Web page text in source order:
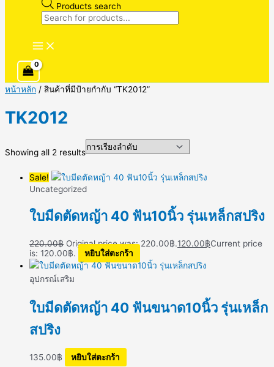
Products search
หน้าหลัก / สินค้าที่มีป้ายกำกับ “TK2012”
TK2012
Showing all 2 results
Sale!
Uncategorized
ใบมีดตัดหญ้า 40 ฟัน10นิ้ว รุ่นเหล็กสปริง
220.00฿ Original price was: 220.00฿.120.00฿Current price
is: 120.00฿.
หยิบใส่ตะกร้า
อุปกรณ์เสริม
ใบมีดตัดหญ้า 40 ฟันขนาด10นิ้ว รุ่นเหล็ก
สปริง
135.00฿ หยิบใส่ตะกร้า